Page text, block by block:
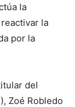
la
la
por la
del
Zoé Robledo